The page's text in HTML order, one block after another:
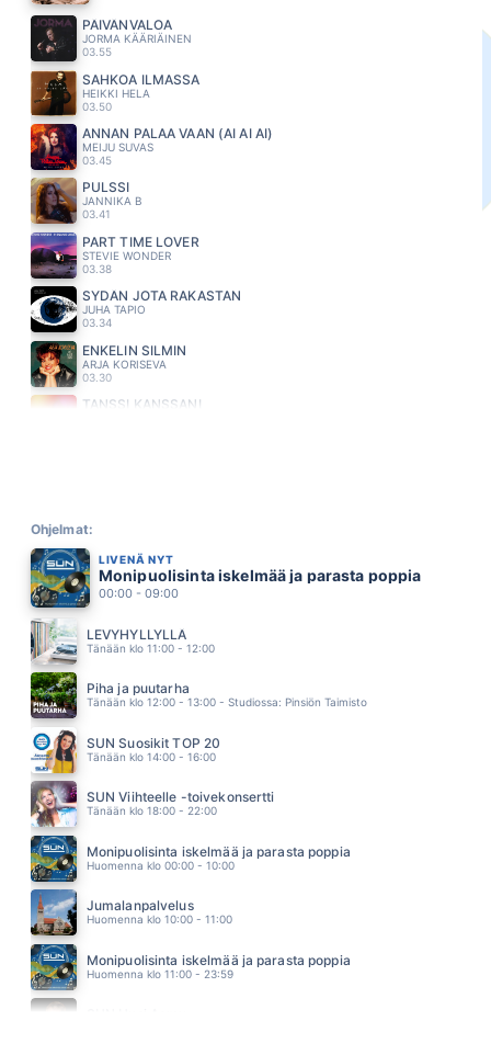
PÄIVÄNVALOA
JORMA KÄÄRIÄINEN
03.55
SAHKOA ILMASSA
HEIKKI HELA
03.50
ANNAN PALAA VAAN (AI AI AI)
MEIJU SUVAS
03.45
PULSSI
JANNIKA B
03.41
PART TIME LOVER
STEVIE WONDER
03.38
SYDÄN JOTA RAKASTAN
JUHA TAPIO
03.34
ENKELIN SILMIN
ARJA KORISEVA
03.30
TANSSI KANSSANI
ANSSI KELA
MOOTTORITIE ON KUUMA
PELLE MILJOONA
03.11
ULTRA BRA
03.07
YÖLINTU
03.04
VAYA CON DIOS
03.01
ROSS DIANA
02.57
BABLO
02.53
IRINA
02.49
JARKKO HONKANEN
02.46
Ohjelmat:
LIVENÄ NYT
Monipuolisinta iskelmää ja parasta poppia
00:00 - 09:00
LEVYHYLLYLLÄ
Tänään klo 11:00 - 12:00
Piha ja puutarha
Tänään klo 12:00 - 13:00 - Studiossa: Pinsiön Taimisto
SUN Suosikit TOP 20
Tänään klo 14:00 - 16:00
SUN Viihteelle -toivekonsertti
Tänään klo 18:00 - 22:00
Monipuolisinta iskelmää ja parasta poppia
Huomenna klo 00:00 - 10:00
Jumalanpalvelus
Huomenna klo 10:00 - 11:00
Monipuolisinta iskelmää ja parasta poppia
Huomenna klo 11:00 - 23:59